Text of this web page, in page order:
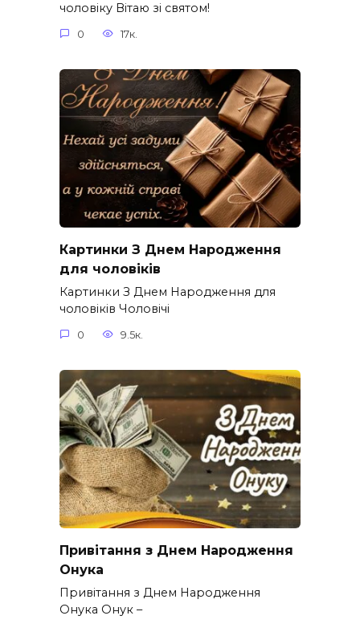
чоловіку Вітаю зі святом!
0 17к.
Картинки З Днем Народження
для чоловіків​
Картинки З Днем Народження для
чоловіків​ Чоловічі
0 9.5к.
Привітання з Днем Народження
Онука
Привітання з Днем Народження
Онука Онук –